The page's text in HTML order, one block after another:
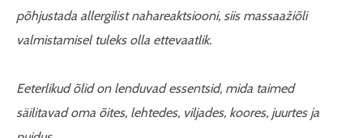
põhjustada allergilist nahareaktsiooni, siis massaažiõli
valmistamisel tuleks olla ettevaatlik.
Eeterlikud õlid on lenduvad essentsid, mida taimed
säilitavad oma õites, lehtedes, viljades, koores, juurtes ja